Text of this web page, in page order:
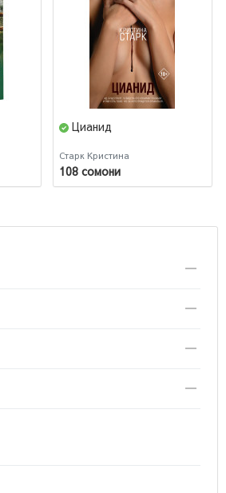
Цианид
Старк Кристина
108 сомони